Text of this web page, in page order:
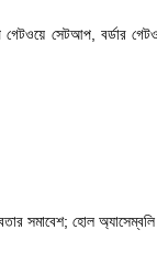
গেটওয়ে সেটআপ, বর্ডার
সমাবেশ; হোল অ্যাসেম্বলি